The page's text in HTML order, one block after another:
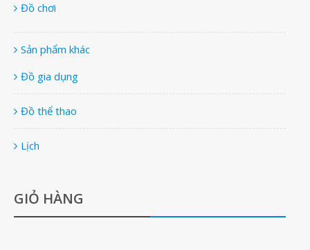
Đồ chơi
Sản phẩm khác
Đồ gia dụng
Đồ thể thao
Lịch
GIỎ HÀNG